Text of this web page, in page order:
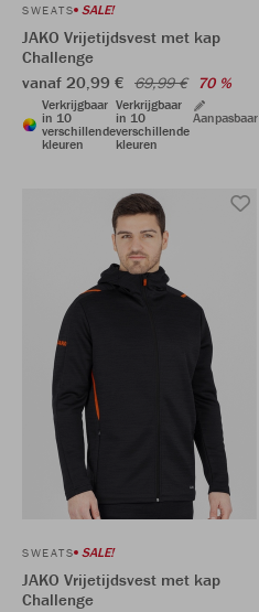
SWEATS SALE!
JAKO Vrijetijdsvest met kap
Challenge
vanaf 20,99 € 69,99 € 70 %
Verkrijgbaar
in 10
verschillende
kleuren
Verkrijgbaar
in 10
verschillende
kleuren
Aanpasbaar
SWEATS SALE!
JAKO Vrijetijdsvest met kap
Challenge